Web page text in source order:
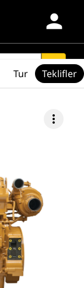
person
search
more_vert
Tur Teklifler